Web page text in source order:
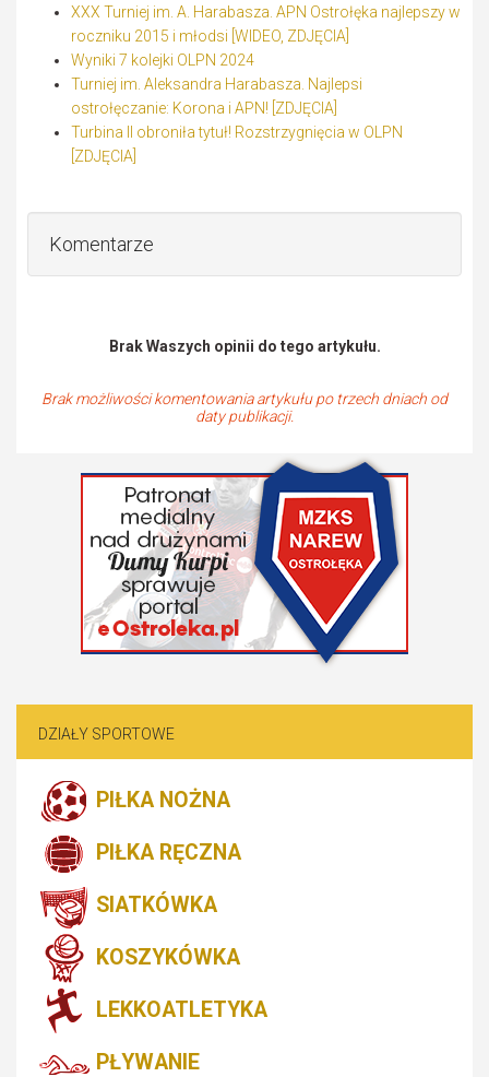
XXX Turniej im. A. Harabasza. APN Ostrołęka najlepszy w
roczniku 2015 i młodsi [WIDEO, ZDJĘCIA]
Wyniki 7 kolejki OLPN 2024
Turniej im. Aleksandra Harabasza. Najlepsi
ostrołęczanie: Korona i APN! [ZDJĘCIA]
Turbina II obroniła tytuł! Rozstrzygnięcia w OLPN
[ZDJĘCIA]
Komentarze
Brak Waszych opinii do tego artykułu.
Brak możliwości komentowania artykułu po trzech dniach od
daty publikacji.
DZIAŁY SPORTOWE
PIŁKA NOŻNA
PIŁKA RĘCZNA
SIATKÓWKA
KOSZYKÓWKA
LEKKOATLETYKA
PŁYWANIE